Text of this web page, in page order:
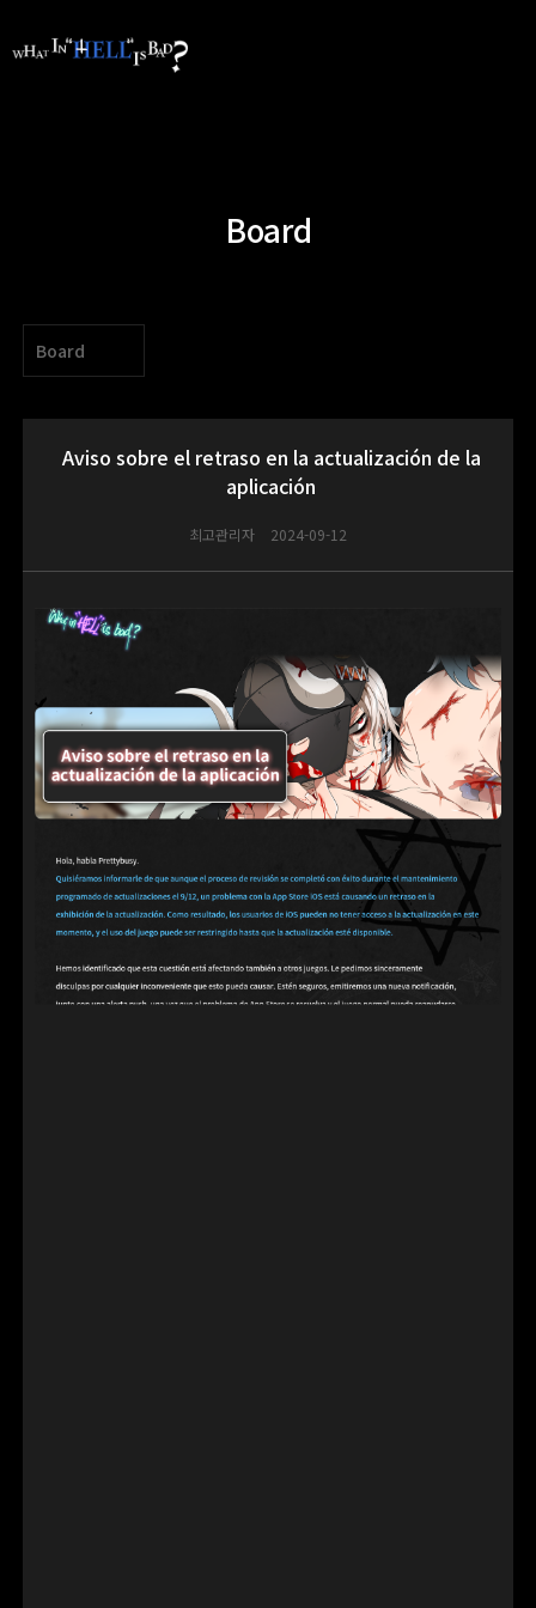
Board
Board
Aviso sobre el retraso en la actualización de la
aplicación
최고관리자 2024-09-12